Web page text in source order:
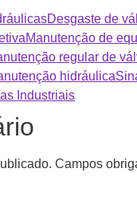
Desgaste de
Manutenção de
regular de
hidráulica
Industriais
Campos